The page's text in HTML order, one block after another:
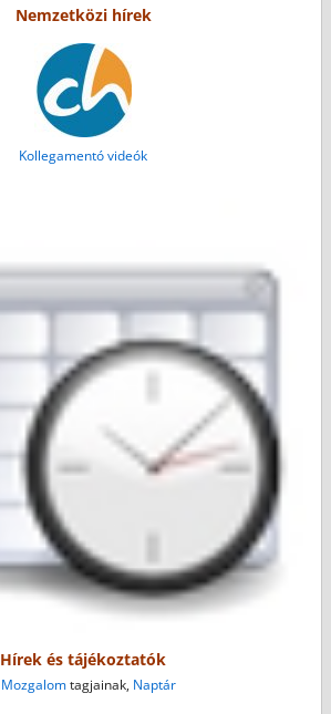
Nemzetközi hírek
Kollegamentó videók
Hírek és tájékoztatók
Mozgalomtagjainak, Naptár